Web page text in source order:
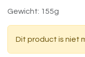
Gewicht: 155g
Dit product is niet